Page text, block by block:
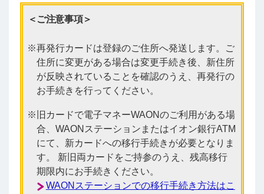
＜ご注意事項＞
再発行カードは登録のご住所へ発送します。ご
住所に変更がある場合は変更手続き後、新住所
が反映されていることを確認のうえ、再発行の
お手続きを行ってください。
旧カードで電子マネーWAONのご利用がある場
合、WAONステーションまたはイオン銀行ATM
にて、新カードへの移行手続きが必要となりま
す。 新旧両カードをご持参のうえ、残高移行
期限内にお手続きください。
WAONステーションでの移行手続き方法はこ